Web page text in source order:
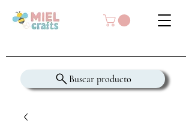
Buscar producto